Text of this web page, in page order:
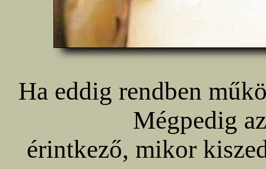
Ha eddig rendben
Mégpedig
érintkező, mikor